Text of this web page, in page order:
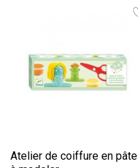
Atelier de coiffure en pâte